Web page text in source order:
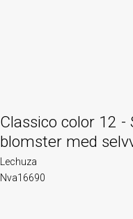
Classico color 12 -
blomster med
Lechuza
Nva16690